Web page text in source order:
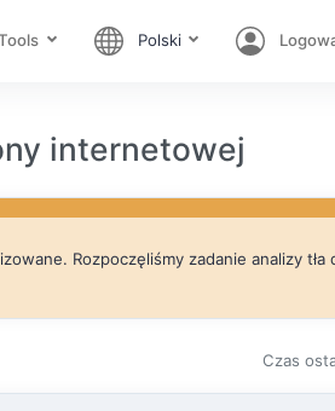
Polski
internetowej
Rozpoczęliśmy zadanie analizy
Czas